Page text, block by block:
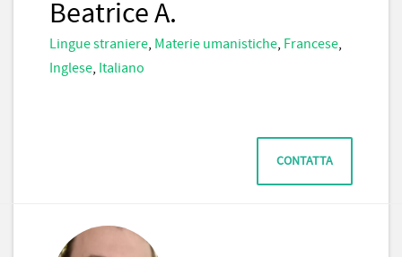
Beatrice A.
Lingue straniere, Materie umanistiche, Francese,
Inglese, Italiano
CONTATTA